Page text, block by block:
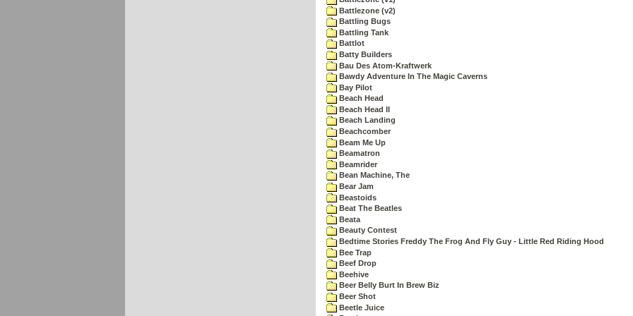
Battlezone (v2)
Battling Bugs
Battling Tank
Battlot
Batty Builders
Bau Des Atom-Kraftwerk
Bawdy Adventure In The Magic Caverns
Bay Pilot
Beach Head
Beach Head II
Beach Landing
Beachcomber
Beam Me Up
Beamatron
Beamrider
Bean Machine, The
Bear Jam
Beastoids
Beat The Beatles
Beata
Beauty Contest
Bedtime Stories Freddy The Frog And Fly Guy - Little Red Riding Hood
Bee Trap
Beef Drop
Beehive
Beer Belly Burt In Brew Biz
Beer Shot
Beetle Juice